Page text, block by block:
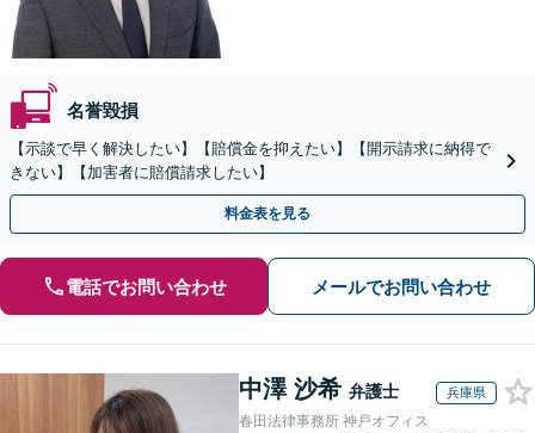
名誉毀損
【示談で早く解決したい】【賠償金を抑えたい】【開示請求に納得で
きない】【加害者に賠償請求したい】
料金表を見る
電話でお問い合わせ メールでお問い合わせ
中澤 沙希 弁護士 兵庫県
春田法律事務所 神戸オフィス